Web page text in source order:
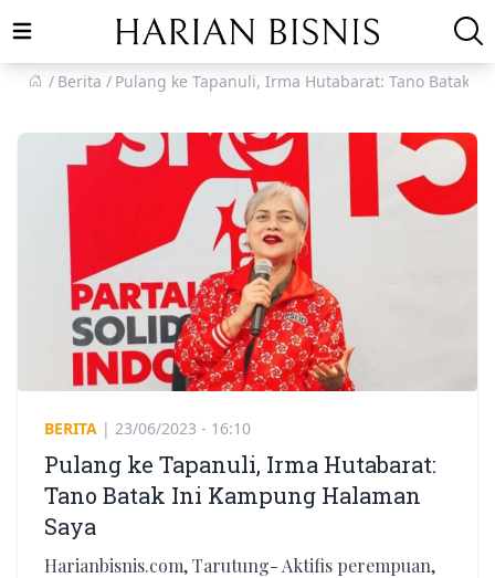
Open main menu
Berita
Pulang ke Tapanuli, Irma Hutabarat: Tano Batak
BERITA | 23/06/2023 - 16:10
Pulang ke Tapanuli, Irma Hutabarat:
Tano Batak Ini Kampung Halaman
Saya
Harianbisnis.com, Tarutung- Aktifis perempuan,